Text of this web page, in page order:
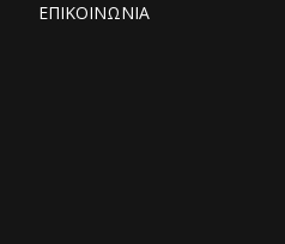
ΕΠΙΚΟΙΝΩΝΙΑ